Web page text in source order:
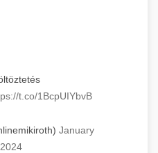
t.co/1BcpUIYbvB
January